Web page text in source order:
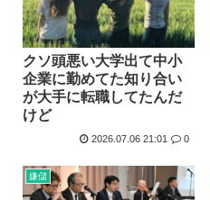
クソ頭悪い大学出て中小
企業に勤めてた知り合い
が大手に転職してたんだ
けど
2026.07.06 21:01 0
嫌儲